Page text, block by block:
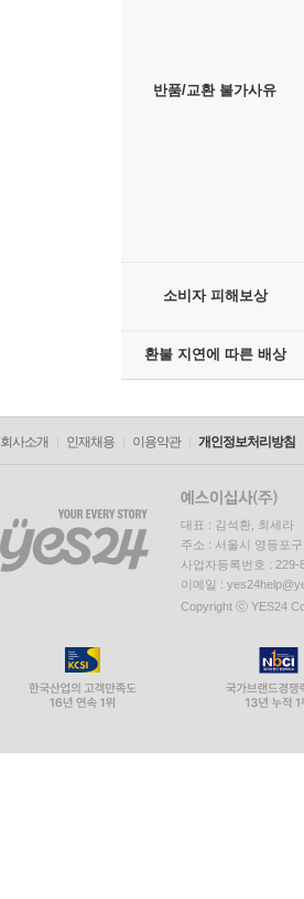
반품/교환 불가사유
소비자 피해보상
환불 지연에 따른 배상
회사소개 인재채용 이용약관 개인정보처리방침
대표 : 김석환, 최세라
주소 : 서울시 영등포
사업자등록번호 :
이메일 :
Copyright ⓒ YES24